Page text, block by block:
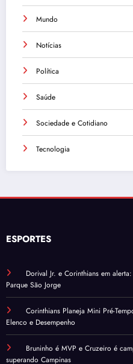
Mundo
Notícias
Política
Saúde
Sociedade e Cotidiano
Tecnologia
ESPORTES
Dorival Jr. e Corinthians em
Parque São Jorge
Corinthians Planeja Mini Pré-
Elenco e Desempenho
Bruninho é MVP e Cruzeiro é
superando Campinas